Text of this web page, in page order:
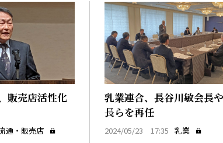
販売店活性化
通・販売店
乳業連合、長谷川敏会長
長らを再任
2024/05/23 17:35 乳業